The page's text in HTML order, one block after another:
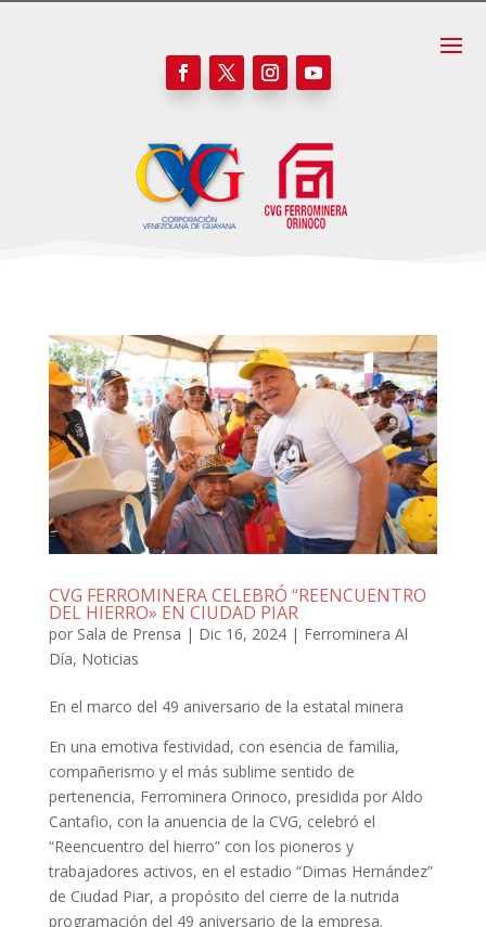
CVG FERROMINERA CELEBRÓ “REENCUENTRO
DEL HIERRO» EN CIUDAD PIAR
por Sala de Prensa | Dic 16, 2024| Ferrominera Al
Día, Noticias
En el marco del 49 aniversario de la estatal minera
En una emotiva festividad, con esencia de familia,
compañerismo y el más sublime sentido de
pertenencia, Ferrominera Orinoco, presidida por Aldo
Cantafio, con la anuencia de la CVG, celebró el
“Reencuentro del hierro” con los pioneros y
trabajadores activos, en el estadio “Dimas Hernández”
de Ciudad Piar, a propósito del cierre de la nutrida
programación del 49 aniversario de la empresa.